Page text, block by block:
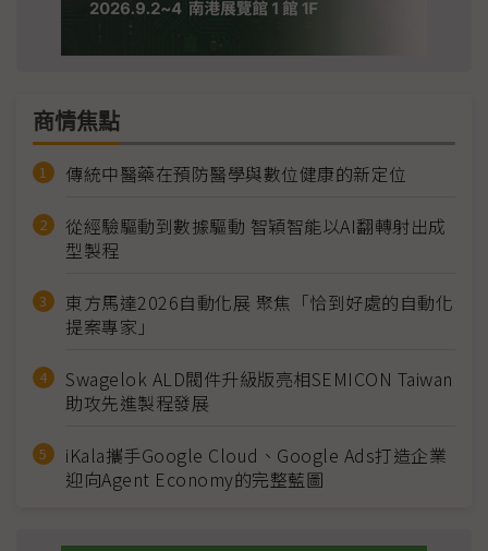
商情焦點
傳統中醫藥在預防醫學與數位健康的新定位
從經驗驅動到數據驅動 智穎智能以AI翻轉射出成
型製程
東方馬達2026自動化展 聚焦「恰到好處的自動化
提案專家」
Swagelok ALD閥件升級版亮相SEMICON Taiwan
助攻先進製程發展
iKala攜手Google Cloud、Google Ads打造企業
迎向Agent Economy的完整藍圖